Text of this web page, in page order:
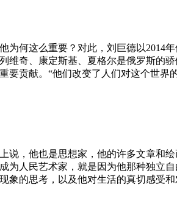
何这么重要？对此，刘巨德以2014
奇、康定斯基、夏格尔是俄罗斯的
贡献。“他们改变了人们对这个世界
，他也是思想家，他的许多文章和
人民艺术家，就是因为他那种独立
的思考，以及他对生活的真切感受